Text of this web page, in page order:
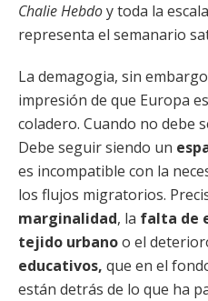
Chalie Hebdoy toda la
representa el semanario
La demagogia, sin
impresión de que Europa
coladero. Cuando no debe
Debe seguir siendo un
es incompatible con la
los flujos migratorios.
marginalidad, la falta de
tejido urbanoo el
educativos, que en el
están detrás de lo que ha